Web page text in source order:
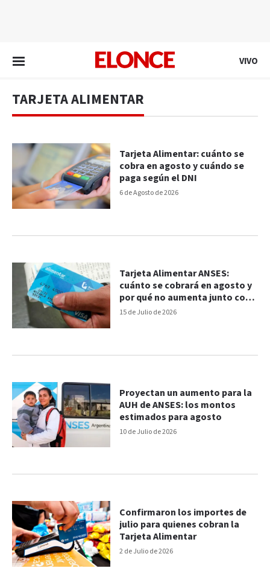
VIVO
TARJETA ALIMENTAR
6 de Agosto de 2026
Tarjeta Alimentar: cuánto se
cobra en agosto y cuándo se
paga según el DNI
15 de Julio de 2026
Tarjeta Alimentar ANSES:
cuánto se cobrará en agosto y
por qué no aumenta junto con
la AUH
10 de Julio de 2026
Proyectan un aumento para la
AUH de ANSES: los montos
estimados para agosto
2 de Julio de 2026
Confirmaron los importes de
julio para quienes cobran la
Tarjeta Alimentar